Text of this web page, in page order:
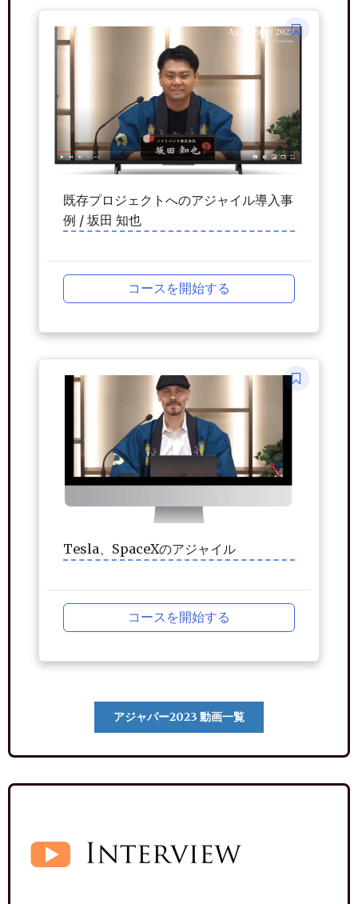
既存プロジェクトへのアジャイル導入事
例 / 坂田 知也
コースを開始する
Tesla、SpaceXのアジャイル
コースを開始する
アジャパー2023 動画一覧